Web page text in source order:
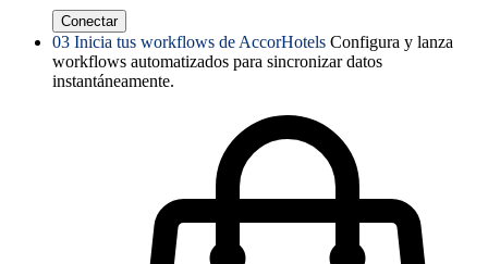
Conectar
03 Inicia tus workflows de AccorHotels Configura y lanza
workflows automatizados para sincronizar datos
instantáneamente.